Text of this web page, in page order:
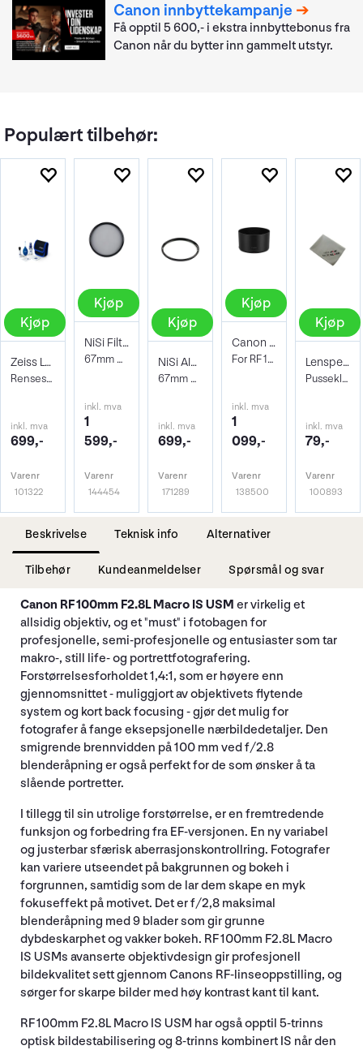
Canon innbyttekampanje
Få opptil 5 600,- i ekstra innbyttebonus fra
Canon når du bytter inn gammelt utstyr.
Populært tilbehør:
Kjøp
Zeiss Lens Cleaning Kit
Rensesett for objektiv og kamera
inkl. mva
699,-
Varenr
101322
Kjøp
NiSi Filter Circ Polarizer True Color 67
67mm Pro Nano Pola Filter
inkl. mva
1
599,-
Varenr
144454
Kjøp
NiSi AIR Protector Filter 67mm
67mm Beskyttelsesfilter
inkl. mva
699,-
Varenr
171289
Kjøp
Canon ET-73C Solblender
For RF 100mm f/2.8L Macro IS USM
inkl. mva
1
099,-
Varenr
138500
Kjøp
Lenspen Photo Microklear Cloth
Pusseklut i microfiber
inkl. mva
79,-
Varenr
100893
Beskrivelse Teknisk info Alternativer
Tilbehør Kundeanmeldelser Spørsmål og svar
Canon RF 100mm F2.8L Macro IS USM er virkelig et
allsidig objektiv, og et "must" i fotobagen for
profesjonelle, semi-profesjonelle og entusiaster som tar
makro-, still life- og portrettfotografering.
Forstørrelsesforholdet 1,4:1, som er høyere enn
gjennomsnittet - muliggjort av objektivets flytende
system og kort back focusing - gjør det mulig for
fotografer å fange eksepsjonelle nærbildedetaljer. Den
smigrende brennvidden på 100 mm ved f/2.8
blenderåpning er også perfekt for de som ønsker å ta
slående portretter.
I tillegg til sin utrolige forstørrelse, er en fremtredende
funksjon og forbedring fra EF-versjonen. En ny variabel
og justerbar sfærisk aberrasjonskontrollring. Fotografer
kan variere utseendet på bakgrunnen og bokeh i
forgrunnen, samtidig som de lar dem skape en myk
fokuseffekt på motivet. Det er f/2,8 maksimal
blenderåpning med 9 blader som gir grunne
dybdeskarphet og vakker bokeh. RF 100mm F2.8L Macro
IS USMs avanserte objektivdesign gir profesjonell
bildekvalitet sett gjennom Canons RF-linseoppstilling, og
sørger for skarpe bilder med høy kontrast kant til kant.
RF 100mm F2.8L Macro IS USM har også opptil 5-trinns
optisk bildestabilisering og 8-trinns kombinert IS når den